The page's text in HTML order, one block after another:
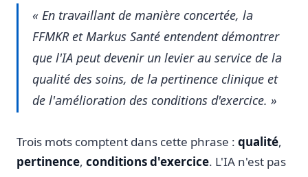
« En travaillant de manière concertée, la
FFMKR et Markus Santé entendent démontrer
que l'IA peut devenir un levier au service de la
qualité des soins, de la pertinence clinique et
de l'amélioration des conditions d'exercice. »
Trois mots comptent dans cette phrase : qualité,
pertinence, conditions d'exercice. L'IA n'est pas